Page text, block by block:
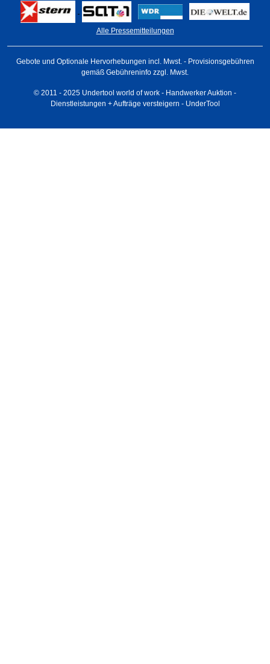
Alle Pressemitteilungen
Gebote und Optionale Hervorhebungen incl. Mwst. - Provisionsgebühren
gemäß Gebühreninfo zzgl. Mwst.
© 2011 - 2025 Undertool world of work - Handwerker Auktion -
Dienstleistungen + Aufträge versteigern - UnderTool